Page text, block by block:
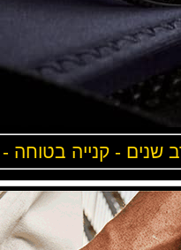
שנים - קנייה בטוחה